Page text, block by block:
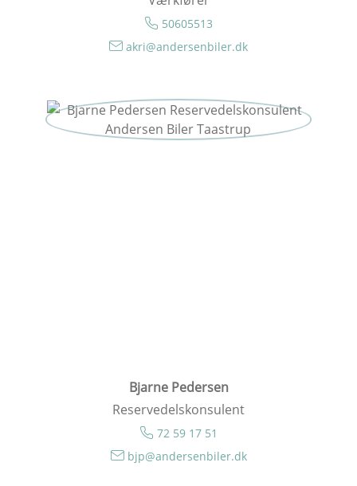
50605513
akri@andersenbiler.dk
Bjarne Pedersen
Reservedelskonsulent
72 59 17 51
bjp@andersenbiler.dk